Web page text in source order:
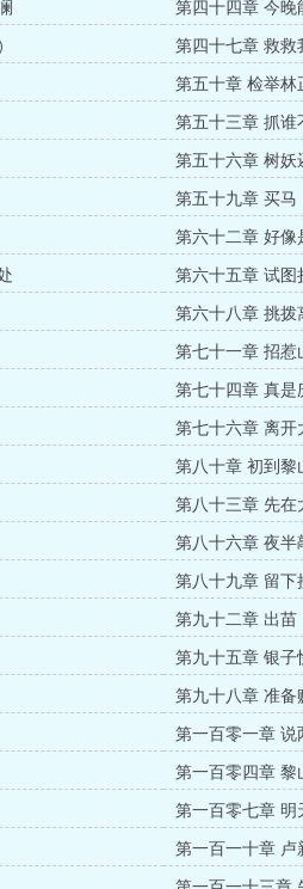
第四十四章 今晚
第四十七章 救救
第五十章 检举林
第五十三章 抓谁
第五十六章 树妖
第五十九章 买马
第六十二章 好像
第六十五章 试图
第六十八章 挑拨
第七十一章 招惹
第七十四章 真是
第七十六章 离开
第八十章 初到黎
第八十三章 先在
第八十六章 夜半
第八十九章 留下
第九十二章 出苗
第九十五章 银子
第九十八章 准备
第一百零一章 说
第一百零四章 黎
第一百零七章 明
第一百一十章 卢